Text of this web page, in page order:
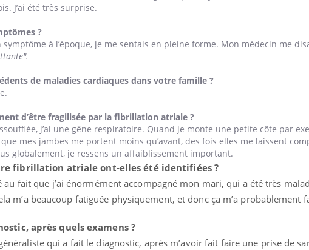
J’ai été très surprise.
?
symptôme à l’époque, je me sentais en pleine forme. Mon médecin me
de maladies cardiaques dans votre famille ?
d’être fragilisée par la fibrillation atriale ?
j’ai une gêne respiratoire. Quand je monte une petite côte par
que mes jambes me portent moins qu’avant, des fois elles me laissent
globalement, je ressens un affaiblissement important.
fibrillation atriale ont-elles été identifiées ?
au fait que j’ai énormément accompagné mon mari, qui a été très
m’a beaucoup fatiguée physiquement, et donc ça m’a probablement
après quels examens ?
qui a fait le diagnostic, après m’avoir fait faire une prise de
de la
qui la rend
reste entourée d'idées reçues chez les
patients comme parfois chez les soignants.
rythme de vie !